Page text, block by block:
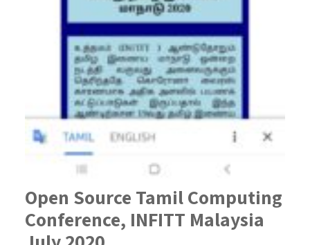
Open Source Tamil Computing
Conference, INFITT Malaysia